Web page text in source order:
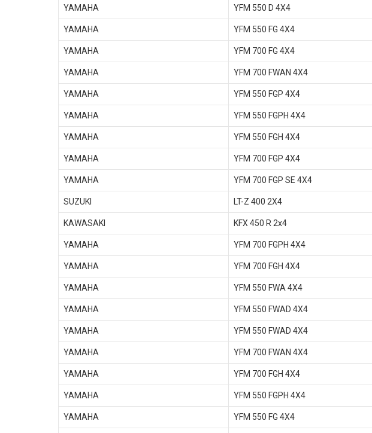
YAMAHA YFM 550 D 4X4
YAMAHA YFM 550 FG 4X4
YAMAHA YFM 700 FG 4X4
YAMAHA YFM 700 FWAN 4X4
YAMAHA YFM 550 FGP 4X4
YAMAHA YFM 550 FGPH 4X4
YAMAHA YFM 550 FGH 4X4
YAMAHA YFM 700 FGP 4X4
YAMAHA YFM 700 FGP SE 4X4
SUZUKI LT-Z 400 2X4
KAWASAKI KFX 450 R 2x4
YAMAHA YFM 700 FGPH 4X4
YAMAHA YFM 700 FGH 4X4
YAMAHA YFM 550 FWA 4X4
YAMAHA YFM 550 FWAD 4X4
YAMAHA YFM 550 FWAD 4X4
YAMAHA YFM 700 FWAN 4X4
YAMAHA YFM 700 FGH 4X4
YAMAHA YFM 550 FGPH 4X4
YAMAHA YFM 550 FG 4X4